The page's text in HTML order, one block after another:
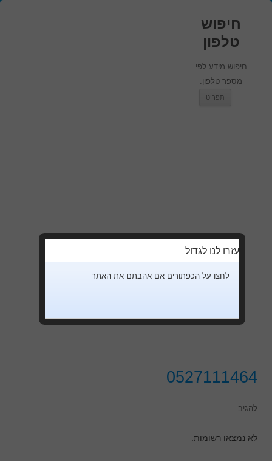
חיפוש
טלפון
חיפוש מידע לפי
מספר טלפון.
תפריט
0527111464
להגיב
לא נמצאו רשומות.
עזרו לנו לגדול
לחצו על הכפתורים אם אהבתם את האתר